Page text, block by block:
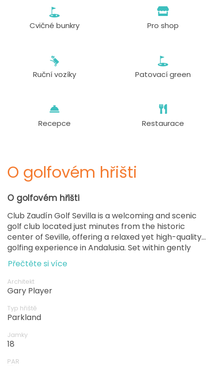
Cvičné bunkry Pro shop
Ruční vozíky Patovací green
Recepce Restaurace
O golfovém hřišti
O golfovém hřišti
Club Zaudín Golf Sevilla is a welcoming and scenic
golf club located just minutes from the historic
center of Seville, offering a relaxed yet high-quality
golfing experience in Andalusia. Set within gently
rolling parkland and framed by olive trees and lakes,
the course is known for its wide fairways, strategic
water hazards, and excellent conditioning year-
round. Its convenient location, friendly atmosphere,
choice for both leisure golfers visiting Seville and
regular players looking for an enjoyable, accessible
round
Přečtěte si více
Architekt
Gary Player
Typ hřiště
Parkland
Jamky
18
PAR